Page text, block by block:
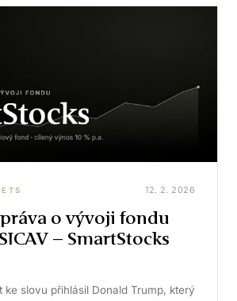
12. 2. 2026
o vývoji fondu
– SmartStocks
ke slovu přihlásil Donald Trump, který